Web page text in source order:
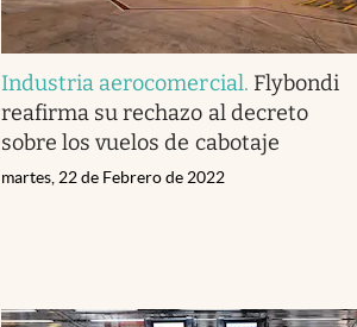
Industria aerocomercial. Flybondi
reafirma su rechazo al decreto
sobre los vuelos de cabotaje
martes, 22 de Febrero de 2022